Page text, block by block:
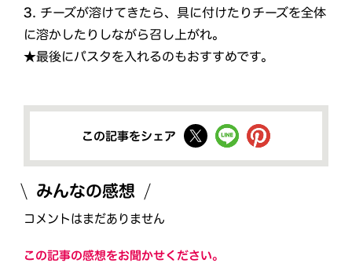
3. チーズが溶けてきたら、具に付けたりチーズを全体
に溶かしたりしながら召し上がれ。
★最後にパスタを入れるのもおすすめです。
この記事をシェア
みんなの感想
コメントはまだありません
この記事の感想をお聞かせください。